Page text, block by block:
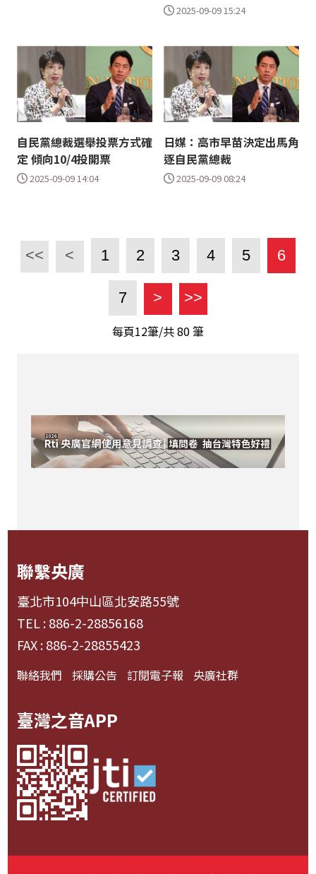
2025-09-09 15:24
自民黨總裁選舉投票方式確
定 傾向10/4投開票
2025-09-09 14:04
日媒：高市早苗決定出馬角
逐自民黨總裁
2025-09-09 08:24
<< < 1 2 3 4 5 6
7 > >>
每頁12筆/共80筆
聯繫央廣
臺北市104中山區北安路55號
TEL : 886-2-28856168
FAX : 886-2-28855423
聯絡我們 採購公告 訂閱電子報 央廣社群
臺灣之音APP